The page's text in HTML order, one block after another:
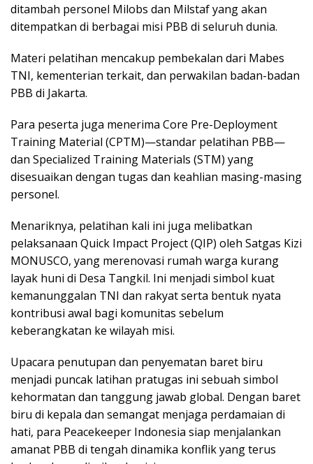
ditambah personel Milobs dan Milstaf yang akan
ditempatkan di berbagai misi PBB di seluruh dunia.
Materi pelatihan mencakup pembekalan dari Mabes
TNI, kementerian terkait, dan perwakilan badan-badan
PBB di Jakarta.
Para peserta juga menerima Core Pre-Deployment
Training Material (CPTM)—standar pelatihan PBB—
dan Specialized Training Materials (STM) yang
disesuaikan dengan tugas dan keahlian masing-masing
personel.
Menariknya, pelatihan kali ini juga melibatkan
pelaksanaan Quick Impact Project (QIP) oleh Satgas Kizi
MONUSCO, yang merenovasi rumah warga kurang
layak huni di Desa Tangkil. Ini menjadi simbol kuat
kemanunggalan TNI dan rakyat serta bentuk nyata
kontribusi awal bagi komunitas sebelum
keberangkatan ke wilayah misi.
Upacara penutupan dan penyematan baret biru
menjadi puncak latihan pratugas ini sebuah simbol
kehormatan dan tanggung jawab global. Dengan baret
biru di kepala dan semangat menjaga perdamaian di
hati, para Peacekeeper Indonesia siap menjalankan
amanat PBB di tengah dinamika konflik yang terus